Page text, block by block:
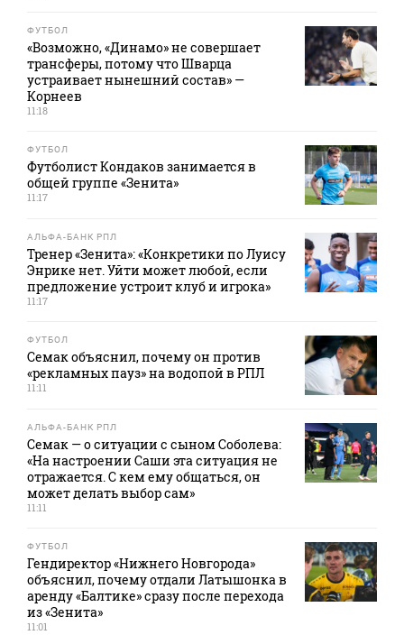
ФУТБОЛ
«Возможно, «Динамо» не совершает
трансферы, потому что Шварца
устраивает нынешний состав» —
Корнеев
11:18
ФУТБОЛ
Футболист Кондаков занимается в
общей группе «Зенита»
11:17
АЛЬФА-БАНК РПЛ
Тренер «Зенита»: «Конкретики по Луису
Энрике нет. Уйти может любой, если
предложение устроит клуб и игрока»
11:17
ФУТБОЛ
Семак объяснил, почему он против
«рекламных пауз» на водопой в РПЛ
11:11
АЛЬФА-БАНК РПЛ
Семак — о ситуации с сыном Соболева:
«На настроении Саши эта ситуация не
отражается. С кем ему общаться, он
может делать выбор сам»
11:11
ФУТБОЛ
Гендиректор «Нижнего Новгорода»
объяснил, почему отдали Латышонка в
аренду «Балтике» сразу после перехода
из «Зенита»
11:01